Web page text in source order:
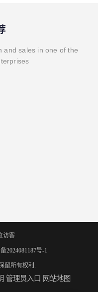
and sales in one of the
访客
2024081187号-1
留所有权利.
管理员入口 网站地图